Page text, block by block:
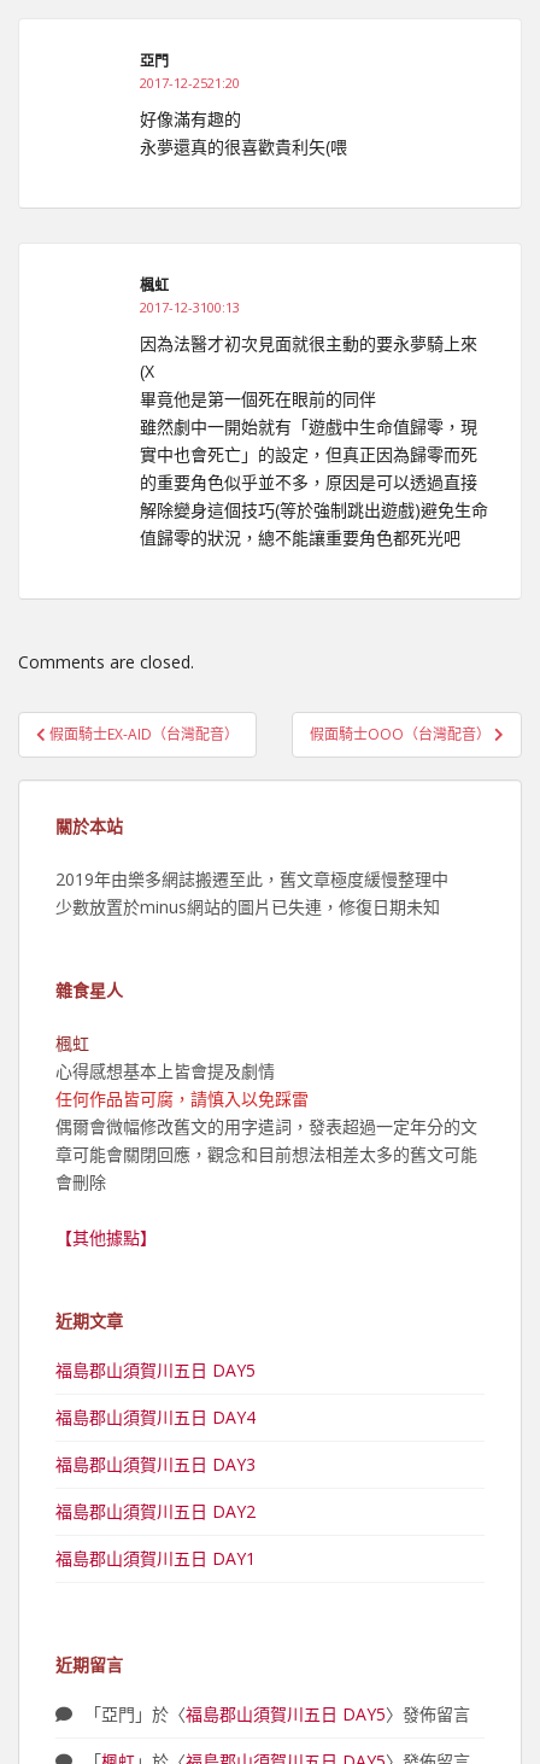
亞門
2017-12-2521:20
好像滿有趣的
永夢還真的很喜歡貴利矢(喂
楓虹
2017-12-3100:13
因為法醫才初次見面就很主動的要永夢騎上來
(X
畢竟他是第一個死在眼前的同伴
雖然劇中一開始就有「遊戲中生命值歸零，現
實中也會死亡」的設定，但真正因為歸零而死
的重要角色似乎並不多，原因是可以透過直接
解除變身這個技巧(等於強制跳出遊戲)避免生命
值歸零的狀況，總不能讓重要角色都死光吧
Comments are closed.
文
章
導
假面騎士EX-AID（台灣配音） 假面騎士OOO（台灣配音）
關於本站
2019年由樂多網誌搬遷至此，舊文章極度緩慢整理中
少數放置於minus網站的圖片已失連，修復日期未知
雜食星人
楓虹
心得感想基本上皆會提及劇情
任何作品皆可腐，請慎入以免踩雷
偶爾會微幅修改舊文的用字遣詞，發表超過一定年分的文
章可能會關閉回應，觀念和目前想法相差太多的舊文可能
會刪除
【其他據點】
近期文章
福島郡山須賀川五日 DAY5
福島郡山須賀川五日 DAY4
福島郡山須賀川五日 DAY3
福島郡山須賀川五日 DAY2
福島郡山須賀川五日 DAY1
近期留言
「亞門 」於〈福島郡山須賀川五日 DAY5〉發佈留言